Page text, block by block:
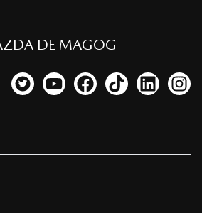
DE MAGOG
Lien vers notre compte Twitter
Lien vers notre chaîne
Lien vers notre page
Lien vers notre
Lien vers
Lien